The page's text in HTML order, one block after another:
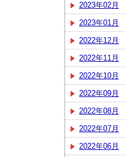
2023年02月
2023年01月
2022年12月
2022年11月
2022年10月
2022年09月
2022年08月
2022年07月
2022年06月